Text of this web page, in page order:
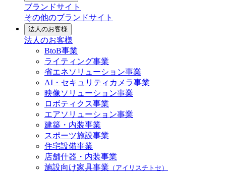
ブランドサイト
その他のブランドサイト
法人のお客様
法人のお客様
BtoB事業
ライティング事業
省エネソリューション事業
AI・セキュリティカメラ事業
映像ソリューション事業
ロボティクス事業
エアソリューション事業
建築・内装事業
スポーツ施設事業
住宅設備事業
店舗什器・内装事業
施設向け家具事業 （アイリスチトセ）